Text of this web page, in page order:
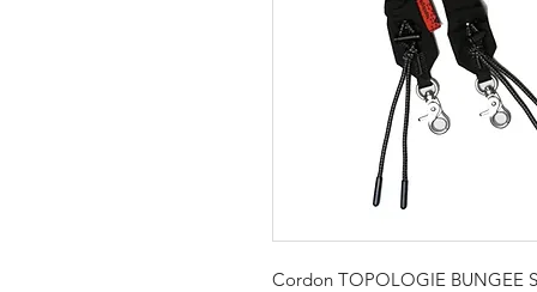
Cordon TOPOLOGIE BUNGEE